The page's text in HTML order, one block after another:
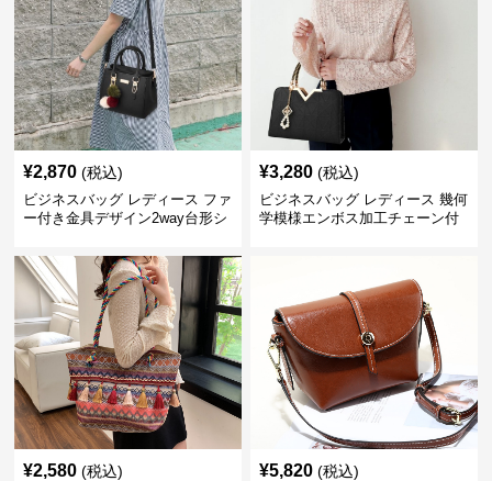
¥2,870 (税込)
ビジネスバッグ レディース ファ
ー付き金具デザイン2way台形シ
¥3,280 (税込)
ビジネスバッグ レディース 幾何
学模様エンボス加工チェーン付
¥2,580 (税込) ¥5,820 (税込)